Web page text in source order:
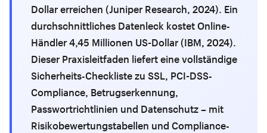
Dollar erreichen (Juniper Research, 2024). Ein
durchschnittliches Datenleck kostet Online-
Händler 4,45 Millionen US-Dollar (IBM, 2024).
Dieser Praxisleitfaden liefert eine vollständige
Sicherheits-Checkliste zu SSL, PCI-DSS-
Compliance, Betrugserkennung,
Passwortrichtlinien und Datenschutz – mit
Risikobewertungstabellen und Compliance-